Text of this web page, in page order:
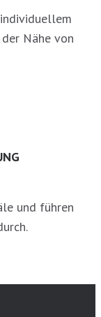
Nähe von
und führen